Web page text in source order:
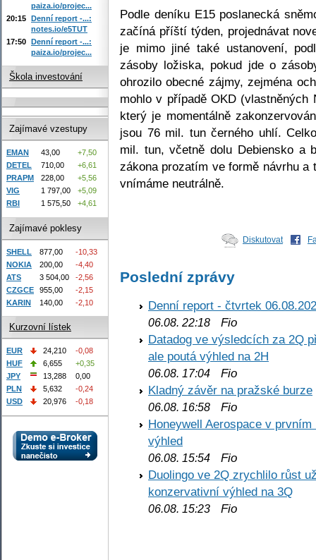
Podle deníku E15 poslanecká
začíná příští týden, projednávat
je mimo jiné také ustanovení,
zásoby ložiska, pokud jde o
ohrozilo obecné zájmy, zejména
mohlo v případě OKD (vlastněných
který je momentálně
jsou 76 mil. tun černého uhlí.
mil. tun, včetně dolu Debiensko a
zákona prozatím ve formě návrhu a
vnímáme neutrálně.
Diskutovat
Poslední zprávy
Denní report - čtvrtek
06.08. 22:18 Fio
Datadog ve výsledcích za 2Q
ale poutá výhled na 2H
06.08. 17:04 Fio
Kladný závěr na pražské burze
06.08. 16:58 Fio
Honeywell Aerospace v
výhled
06.08. 15:54 Fio
Duolingo ve 2Q zrychlilo růst
konzervativní výhled na 3Q
06.08. 15:23 Fio
paiza.io/projec...
20:15 Denní report -...:
notes.io/e5TUT
17:50 Denní report -...:
paiza.io/projec...
Škola investování
Zajímavé vzestupy
EMAN 43,00
+7,50
DETEL
710,00
+6,61
PRAPM
228,00
+5,56
VIG
1 797,00
+5,09
RBI
1 575,50 +4,61
Zajímavé poklesy
SHELL 877,00
-10,33
NOKIA
200,00
-4,40
ATS
3 504,00
-2,56
CZGCE
955,00
-2,15
KARIN
140,00 -2,10
Kurzovní lístek
EUR 24,210
-0,08
HUF
6,655
+0,35
JPY
13,288
0,00
PLN
5,632
-0,24
USD
20,976 -0,18